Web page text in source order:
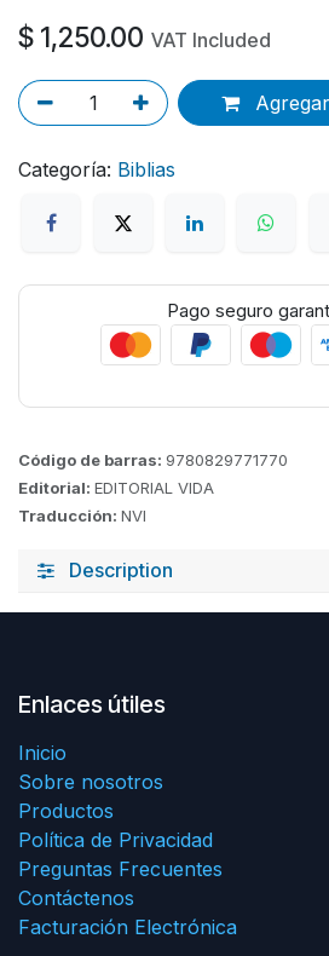
$ 1,250.00 VAT Included
Categoría: Biblias
Pago seguro
Código de barras: 9780829771770
Editorial: EDITORIAL VIDA
Traducción: NVI
Description
Enlaces útiles
Inicio
Sobre nosotros
Productos
Política de Privacidad
Preguntas Frecuentes
Contáctenos
Facturación Electrónica